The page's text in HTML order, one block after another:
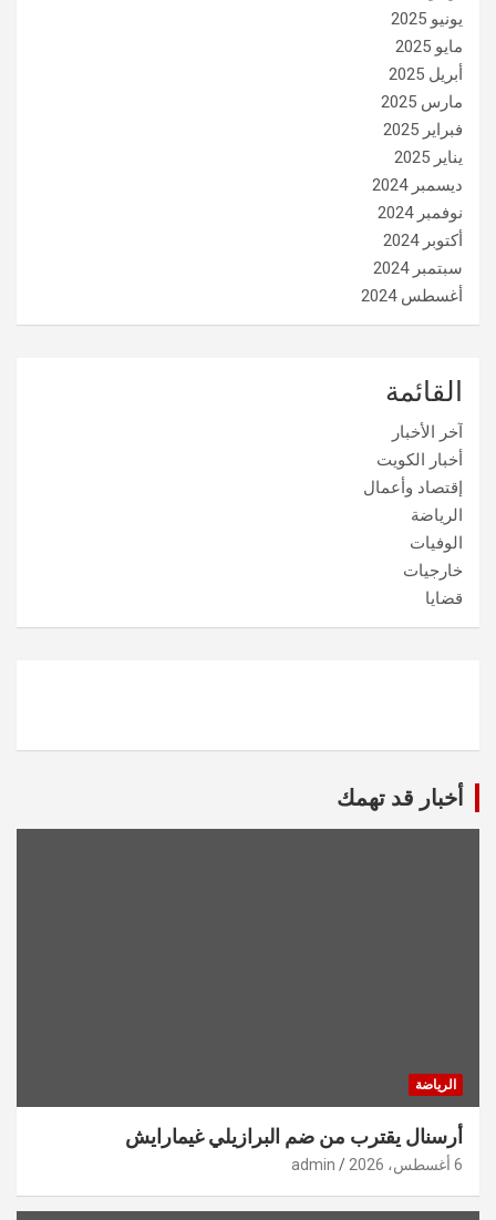
يونيو 2025
مايو 2025
أبريل 2025
مارس 2025
فبراير 2025
يناير 2025
ديسمبر 2024
نوفمبر 2024
أكتوبر 2024
سبتمبر 2024
أغسطس 2024
القائمة
آخر الأخبار
أخبار الكويت
إقتصاد وأعمال
الرياضة
الوفيات
خارجيات
قضايا
أخبار قد تهمك
الرياضة
أرسنال يقترب من ضم البرازيلي غيمارايش
6 أغسطس، 2026 admin